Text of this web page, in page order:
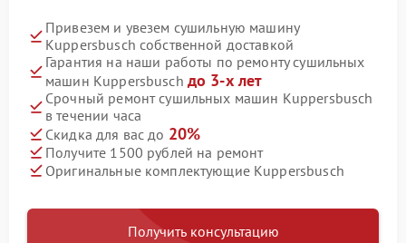
Привезем и увезем сушильную машину
Kuppersbusch собственной доставкой
Гарантия на наши работы по ремонту сушильных
машин Kuppersbusch до 3-х лет
Срочный ремонт сушильных машин Kuppersbusch
в течении часа
Скидка для вас до 20%
Получите 1500 рублей на ремонт
Оригинальные комплектующие Kuppersbusch
Получить консультацию